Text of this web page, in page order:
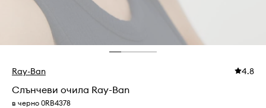
Ray-Ban 4.8
Слънчеви очила Ray-Ban
в черно 0RB4378